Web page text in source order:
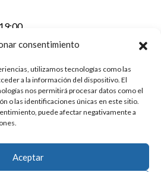
consentimiento
utilizamos tecnologías como las
a la información del dispositivo. El
nos permitirá procesar datos como el
o las identificaciones únicas en este sitio.
puede afectar negativamente a
Aceptar